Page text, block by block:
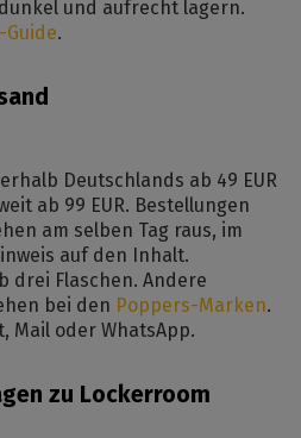
und aufrecht lagern.
Guide.
Deutschlands ab 49 EUR
ab 99 EUR. Bestellungen
am selben Tag raus, im
auf den Inhalt.
drei Flaschen. Andere
bei den Poppers-Marken.
Mail oder WhatsApp.
zu Lockerroom